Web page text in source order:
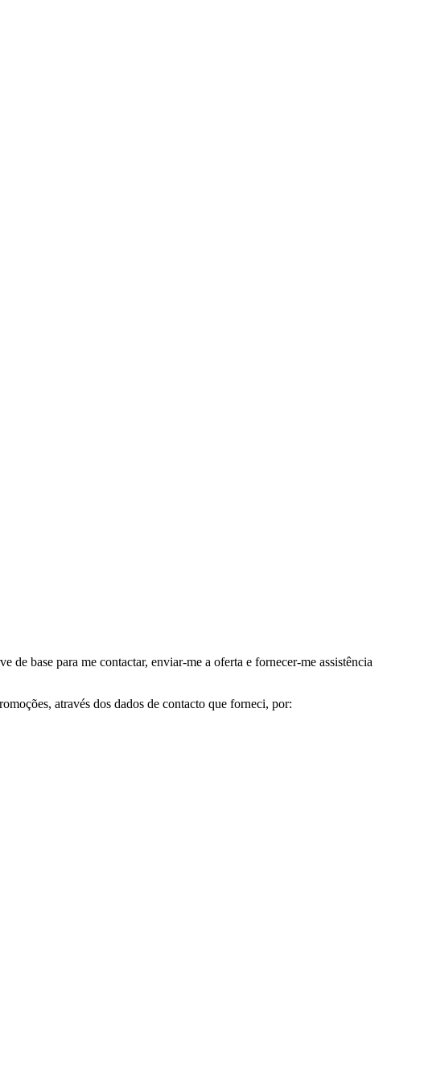
base para me contactar, enviar-me a oferta e fornecer-me assistência
através dos dados de contacto que forneci, por: